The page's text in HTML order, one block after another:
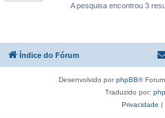
A pesquisa encontrou 3
Índice do Fórum
Desenvolvido porphpBB®
Traduzido por:
Privacidade |